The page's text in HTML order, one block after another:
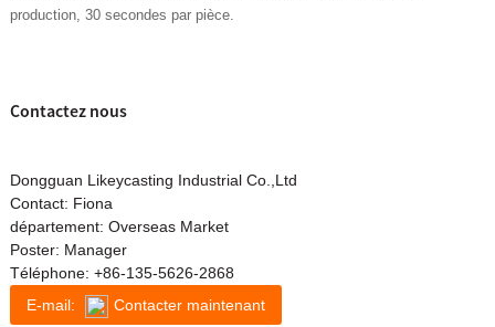
production, 30 secondes par pièce.
Contactez nous
Dongguan Likeycasting Industrial Co.,Ltd
Contact: Fiona
département: Overseas Market
Poster: Manager
Téléphone: +86-135-5626-2868
E-mail:
Contacter maintenant